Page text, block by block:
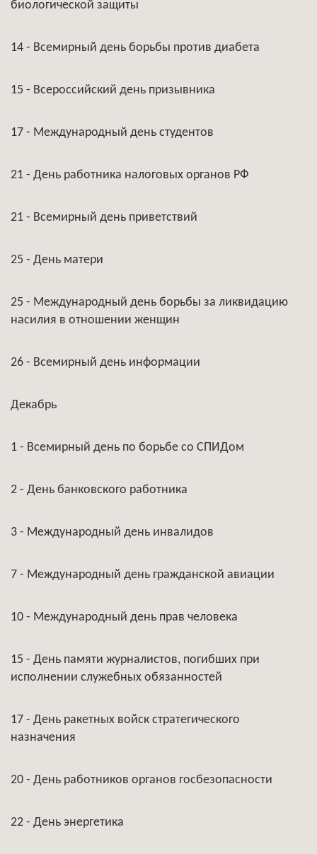
биологической защиты
14 - Всемирный день борьбы против диабета
15 - Всероссийский день призывника
17 - Международный день студентов
21 - День работника налоговых органов РФ
21 - Всемирный день приветствий
25 - День матери
25 - Международный день борьбы за ликвидацию
насилия в отношении женщин
26 - Всемирный день информации
Декабрь
1 - Всемирный день по борьбе со СПИДом
2 - День банковского работника
3 - Международный день инвалидов
7 - Международный день гражданской авиации
10 - Международный день прав человека
15 - День памяти журналистов, погибших при
исполнении служебных обязанностей
17 - День ракетных войск стратегического
назначения
20 - День работников органов госбезопасности
22 - День энергетика